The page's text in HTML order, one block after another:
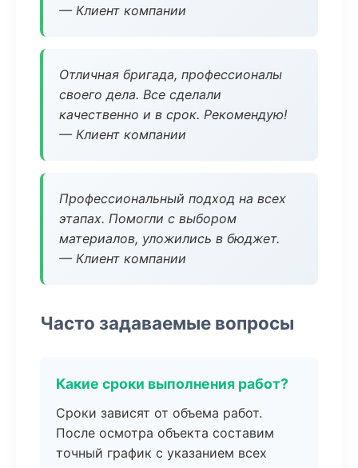
— Клиент компании
Отличная бригада, профессионалы
своего дела. Все сделали
качественно и в срок. Рекомендую!
— Клиент компании
Профессиональный подход на всех
этапах. Помогли с выбором
материалов, уложились в бюджет.
— Клиент компании
Часто задаваемые вопросы
Какие сроки выполнения работ?
Сроки зависят от объема работ.
После осмотра объекта составим
точный график с указанием всех